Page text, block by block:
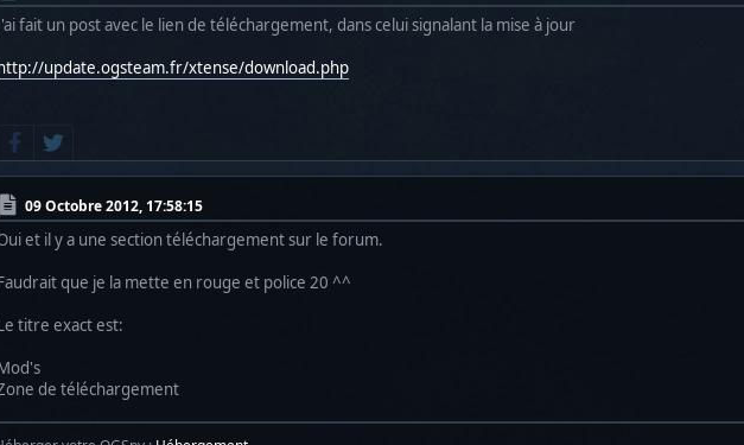
fait un post avec le lien de téléchargement, dans celui signalant la mise à jour
http://update.ogsteam.fr/xtense/download.php
09 Octobre 2012, 17:58:15
et il y a une section téléchargement sur le forum.
que je la mette en rouge et police 20 ^^
titre exact est:
de téléchargement